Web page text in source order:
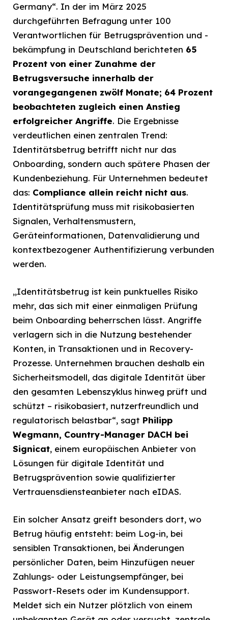
Germany“. In der im März 2025
durchgeführten Befragung unter 100
Verantwortlichen für Betrugsprävention und -
bekämpfung in Deutschland berichteten 65
Prozent von einer Zunahme der
Betrugsversuche innerhalb der
vorangegangenen zwölf Monate; 64 Prozent
beobachteten zugleich einen Anstieg
erfolgreicher Angriffe. Die Ergebnisse
verdeutlichen einen zentralen Trend:
Identitätsbetrug betrifft nicht nur das
Onboarding, sondern auch spätere Phasen der
Kundenbeziehung. Für Unternehmen bedeutet
das: Compliance allein reicht nicht aus.
Identitätsprüfung muss mit risikobasierten
Signalen, Verhaltensmustern,
Geräteinformationen, Datenvalidierung und
kontextbezogener Authentifizierung verbunden
werden.
„Identitätsbetrug ist kein punktuelles Risiko
mehr, das sich mit einer einmaligen Prüfung
beim Onboarding beherrschen lässt. Angriffe
verlagern sich in die Nutzung bestehender
Konten, in Transaktionen und in Recovery-
Prozesse. Unternehmen brauchen deshalb ein
Sicherheitsmodell, das digitale Identität über
den gesamten Lebenszyklus hinweg prüft und
schützt – risikobasiert, nutzerfreundlich und
regulatorisch belastbar“, sagt Philipp
Wegmann, Country-Manager DACH bei
Signicat, einem europäischen Anbieter von
Lösungen für digitale Identität und
Betrugsprävention sowie qualifizierter
Vertrauensdiensteanbieter nach eIDAS.
Ein solcher Ansatz greift besonders dort, wo
Betrug häufig entsteht: beim Log-in, bei
sensiblen Transaktionen, bei Änderungen
persönlicher Daten, beim Hinzufügen neuer
Zahlungs- oder Leistungsempfänger, bei
Passwort-Resets oder im Kundensupport.
Meldet sich ein Nutzer plötzlich von einem